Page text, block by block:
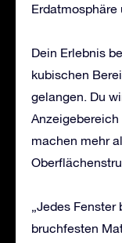
Erdatmosphäre
Dein Erlebnis
kubischen
gelangen. Du
machen mehr
„Jedes
bruchfesten